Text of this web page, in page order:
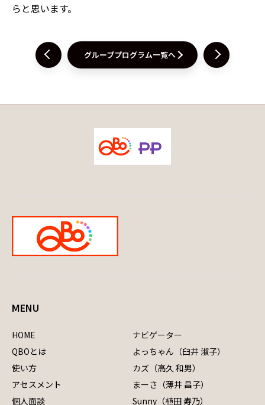
らと思います。
グループプログラム一覧へ
MENU
HOME
QBOとは
使い方
アセスメント
個人面談
ナビゲーター
よっちゃん（臼井 淑子）
カズ（高久 和男）
まーさ（薄井 昌子）
Sunny（植田 寿乃）